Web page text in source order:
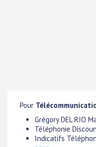
Pour
Grégory DEL RIO
Téléphonie
Indicatifs